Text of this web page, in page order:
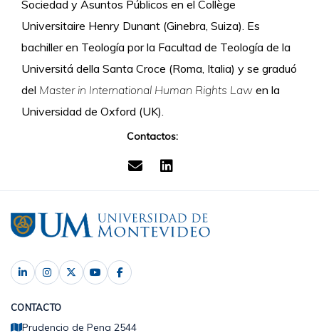
Sociedad y Asuntos Públicos en el Collège
Universitaire Henry Dunant (Ginebra, Suiza). Es
bachiller en Teología por la Facultad de Teología de la
Universitá della Santa Croce (Roma, Italia) y se graduó
del Master in International Human Rights Law en la
Universidad de Oxford (UK).
Contactos:
CONTACTO
Prudencio de Pena 2544